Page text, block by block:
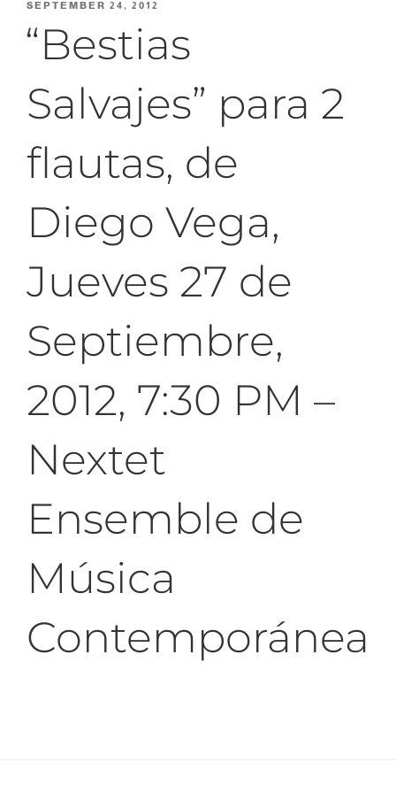
POSTED
SEPTEMBER 24, 2012
“Bestias
Salvajes” para 2
flautas, de
Diego Vega,
Jueves 27 de
Septiembre,
2012, 7:30 PM –
Nextet
Ensemble de
Música
Contemporánea